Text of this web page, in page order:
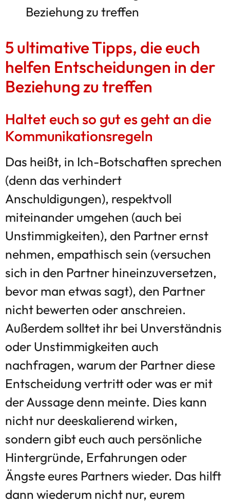
5 ultimative Tipps, die euch
helfen Entscheidungen in der
Beziehung zu treffen
Haltet euch so gut es geht an die
Kommunikationsregeln
Das heißt, in Ich-Botschaften sprechen
(denn das verhindert
Anschuldigungen), respektvoll
miteinander umgehen (auch bei
Unstimmigkeiten), den Partner ernst
nehmen, empathisch sein (versuchen
sich in den Partner hineinzuversetzen,
bevor man etwas sagt), den Partner
nicht bewerten oder anschreien.
Außerdem solltet ihr bei Unverständnis
oder Unstimmigkeiten auch
nachfragen, warum der Partner diese
Entscheidung vertritt oder was er mit
der Aussage denn meinte. Dies kann
nicht nur deeskalierend wirken,
sondern gibt euch auch persönliche
Hintergründe, Erfahrungen oder
Ängste eures Partners wieder. Das hilft
dann wiederum nicht nur, eurem